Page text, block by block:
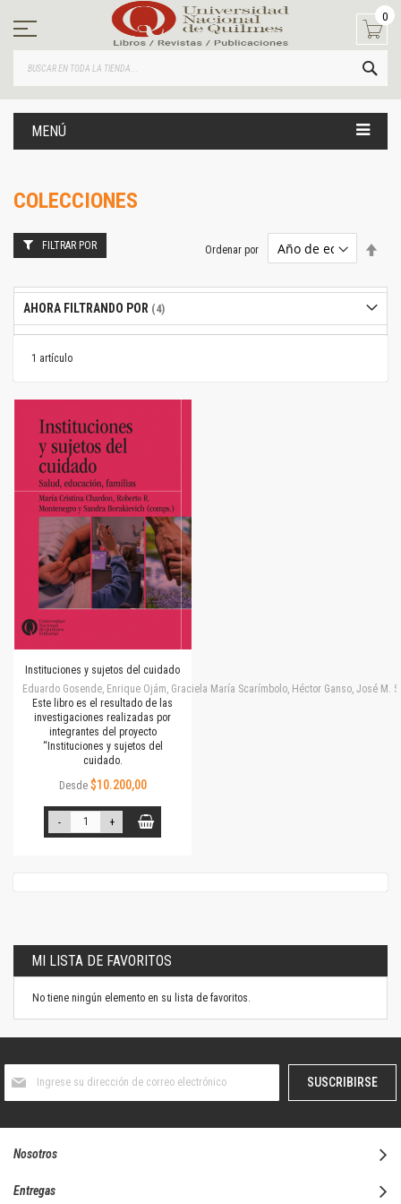
contenido
0
MENÚ
COLECCIONES
1 artículo
Ordenar por
Instituciones y sujetos del cuidado
Eduardo Gosende, Enrique Ojám, Graciela María Scarímbolo, Héctor Ganso, José
Este libro es el resultado de las
investigaciones realizadas por
integrantes del proyecto
“Instituciones y sujetos del
cuidado.
Desde $10.200,00
- +
FILTRAR POR
AHORA FILTRANDO POR
MI LISTA DE FAVORITOS
No tiene ningún elemento en su lista de favoritos.
boletín
SUSCRIBIRSE
Nosotros
Entregas